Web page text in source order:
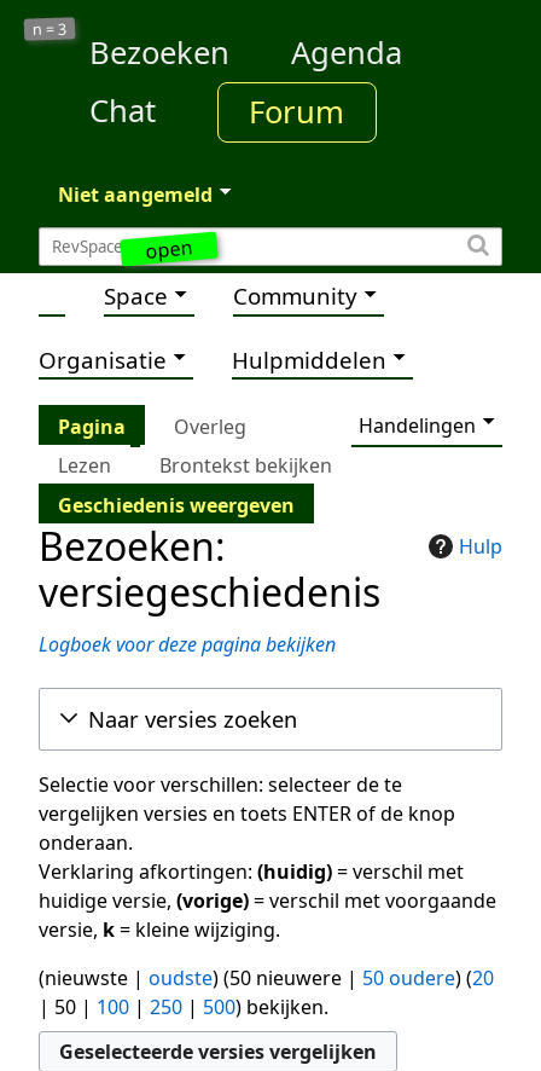
open
n =3
Bezoeken
Agenda
Chat
Forum
Niet aangemeld
Space Community
Organisatie Hulpmiddelen
Pagina Overleg
Handelingen
Lezen
Brontekst bekijken
Geschiedenis weergeven
Hulp
Bezoeken:
versiegeschiedenis
Logboek voor deze pagina bekijken
Naar versies zoeken
Selectie voor verschillen: selecteer de te
vergelijken versies en toets ENTER of de knop
onderaan.
Verklaring afkortingen: (huidig)= verschil met
huidige versie, (vorige)= verschil met voorgaande
versie, k= kleine wijziging.
(nieuwste | oudste) (50 nieuwere | 50 oudere) (20
| 50 | 100 | 250 | 500) bekijken.